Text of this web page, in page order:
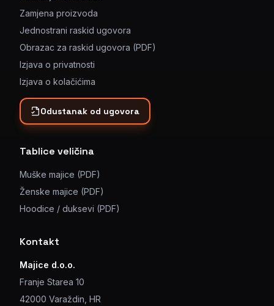
Zamjena proizvoda
Jednostrani raskid ugovora
Obrazac za raskid ugovora (PDF)
Izjava o privatnosti
Izjava o kolačićima
Odustanak od ugovora
Tablice veličina
Muške majice (PDF)
Ženske majice (PDF)
Hoodice / duksevi (PDF)
Kontakt
Majice d.o.o.
Franje Starea 10
42000 Varaždin, HR